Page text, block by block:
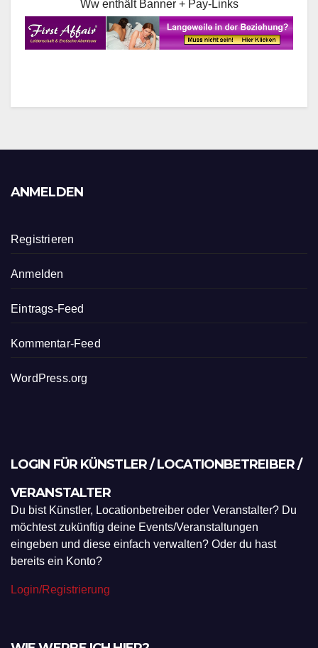
Ww enthält Banner + Pay-Links
ANMELDEN
Registrieren
Anmelden
Eintrags-Feed
Kommentar-Feed
WordPress.org
LOGIN FÜR KÜNSTLER / LOCATIONBETREIBER /
VERANSTALTER
Du bist Künstler, Locationbetreiber oder Veranstalter? Du
möchtest zukünftig deine Events/Veranstaltungen
eingeben und diese einfach verwalten? Oder du hast
bereits ein Konto?
Login/Registrierung